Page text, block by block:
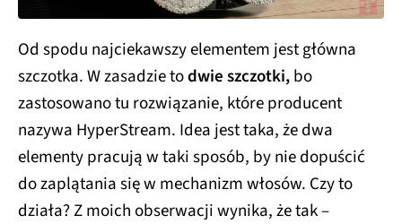
Od spodu najciekawszy elementem jest główna
szczotka. W zasadzie todwie szczotki,bo
zastosowano tu rozwiązanie, które producent
nazywa HyperStream. Idea jest taka, że dwa
elementy pracują w taki sposób, by nie dopuścić
do zaplątania się w mechanizm włosów. Czy to
działa? Z moich obserwacji wynika, że tak –